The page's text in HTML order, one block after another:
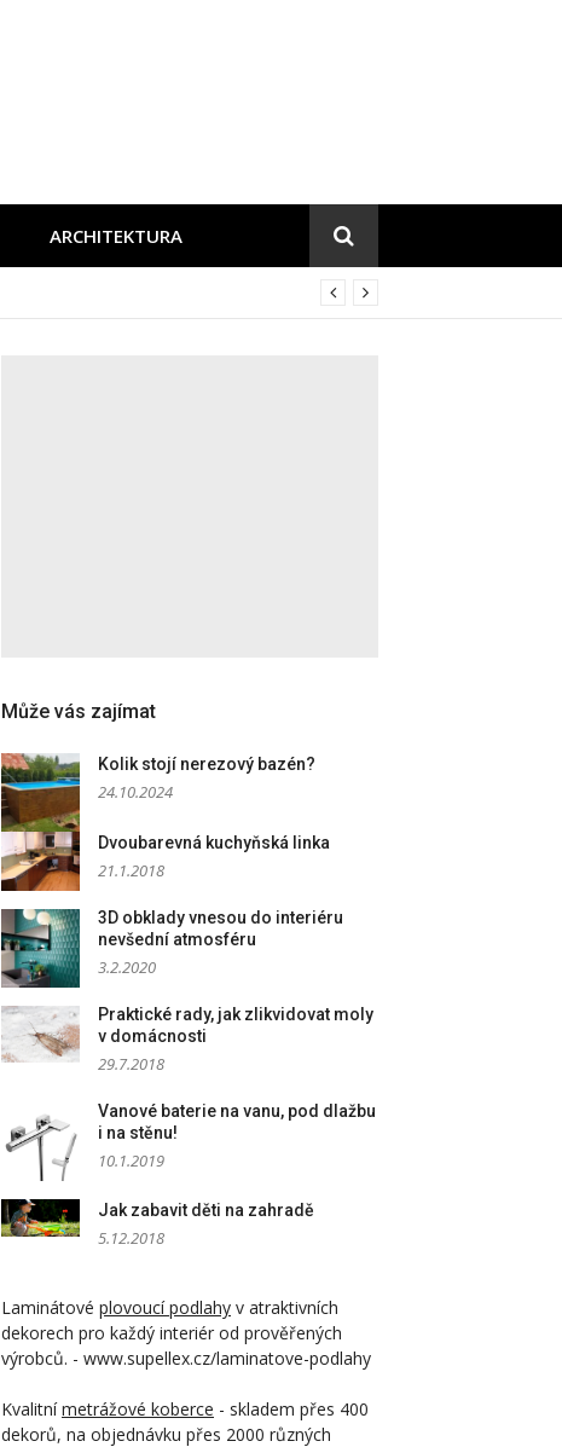
ARCHITEKTURA
Může vás zajímat
Kolik stojí nerezový bazén?
24.10.2024
Dvoubarevná kuchyňská linka
21.1.2018
3D obklady vnesou do interiéru
nevšední atmosféru
3.2.2020
Praktické rady, jak zlikvidovat moly
v domácnosti
29.7.2018
Vanové baterie na vanu, pod dlažbu
i na stěnu!
10.1.2019
Jak zabavit děti na zahradě
5.12.2018
Laminátové plovoucí podlahy v atraktivních
dekorech pro každý interiér od prověřených
výrobců. - www.supellex.cz/laminatove-podlahy
Kvalitnímetrážové koberce - skladem přes 400
dekorů, na objednávku přes 2000 různých